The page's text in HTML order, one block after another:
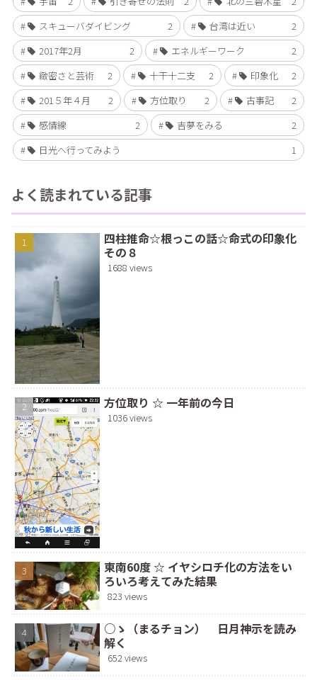
スキューバダイビング
2 台湾は近い
2
2017年2月
2 エネルギーワーク
2
緻密さと芸術
2 十干十二支 2 印象化
2
201５年４月
2 方位取り 2 古事記
2
感情線
2 吉夢をみる
2
日光へ行ってみよう
1
よく読まれている記事
四柱推命☆根っこの話☆命式の印象化
その８
1688 views
方位取り ☆ 一年前の今日
1036 views
東南60度 ☆ イヤシロチ化の方法をい
ろいろ考えてみた結果
823 views
○ゝ（まるチョン） 日月神示を読み
解く
652 views